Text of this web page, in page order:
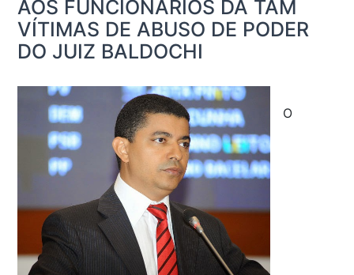
AOS FUNCIONÁRIOS DA TAM
VÍTIMAS DE ABUSO DE PODER
DO JUIZ BALDOCHI
O